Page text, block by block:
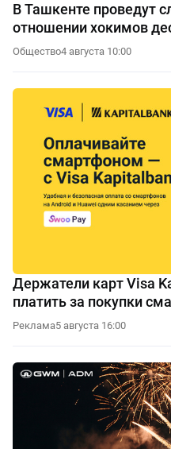
В Ташкенте проведут
отношении хокимов
Общество4 августа 10:00
Держатели карт Visa
платить за покупки
Реклама5 августа 16:00